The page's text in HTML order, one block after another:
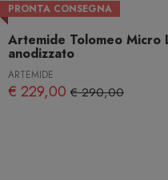
PRONTA CONSEGNA
Artemide Tolomeo Micro
anodizzato
ARTEMIDE
€ 229,00 € 290,00